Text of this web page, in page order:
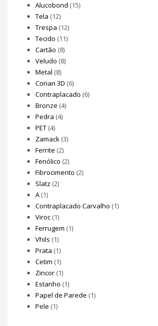
Alucobond (15)
Tela (12)
Trespa (12)
Tecido (11)
Cartão (8)
Veludo (8)
Metal (8)
Corian 3D (6)
Contraplacado (6)
Bronze (4)
Pedra (4)
PET (4)
Zamack (3)
Ferrite (2)
Fenólico (2)
Fibrocimento (2)
Slatz (2)
A (1)
Contraplacado Carvalho (1)
Viroc (1)
Ferrugem (1)
Vhils (1)
Prata (1)
Cetim (1)
Zincor (1)
Estanho (1)
Papel de Parede (1)
Pele (1)